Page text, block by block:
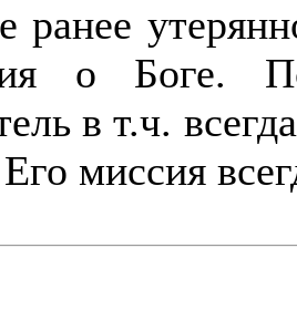
ранее
о Боге.
в т.ч.
миссия